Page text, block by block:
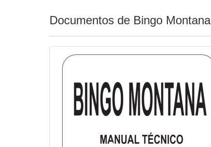
Documentos de Bingo Montana